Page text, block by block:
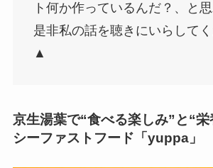
ト何か作っているんだ？、と
是非私の話を聴きにいらしてく
▲
京生湯葉で“食べる楽しみ”と“
シーファストフード「yuppa」